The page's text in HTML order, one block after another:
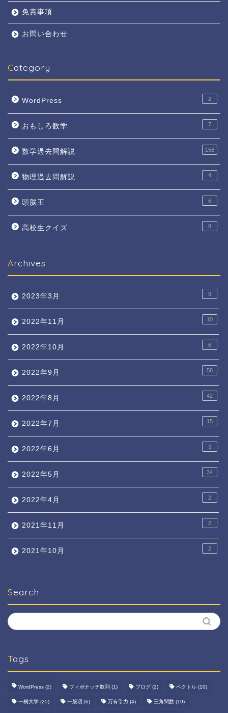
免責事項
お問い合わせ
Category
WordPress 2
おもしろ数学 7
数学過去問解説 156
物理過去問解説 4
頭脳王 6
高校生クイズ 8
Archives
2023年3月 9
2022年11月 10
2022年10月 6
2022年9月 58
2022年8月 42
2022年7月 15
2022年6月 3
2022年5月 34
2022年4月 2
2021年11月 2
2021年10月 2
Search
Tags
WordPress (2) フィボナッチ数列 (1) ブログ (2) ベクトル (10)
一橋大学 (25) 一般項 (6) 万有引力 (4) 三角関数 (19)